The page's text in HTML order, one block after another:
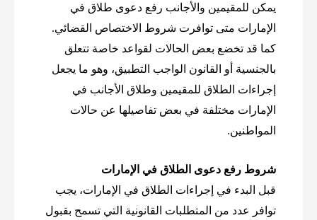
يمكن للمقيمين والأجانب رفع دعوى طلاق في
الإمارات متى توافرت شروط الاختصاص القضائي.
كما قد تخضع بعض الحالات لقواعد خاصة تتعلق
بالجنسية أو القانون الواجب التطبيق، وهو ما يجعل
إجراءات الطلاق للمقيمين وطلاق الأجانب في
الإمارات مختلفة في بعض تفاصيلها عن حالات
المواطنين.
شروط رفع دعوى الطلاق في الإمارات
قبل البدء في إجراءات الطلاق في الإمارات، يجب
توافر عدد من المتطلبات القانونية التي تسمح بقبول